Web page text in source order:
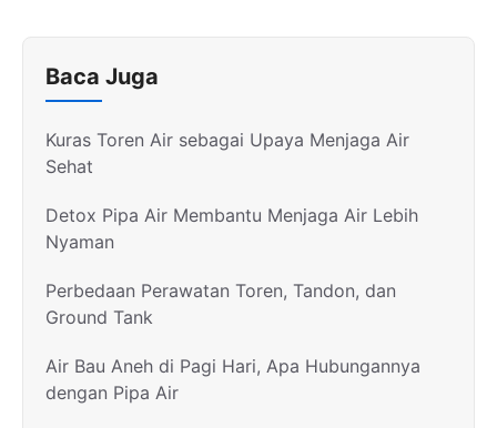
Baca Juga
Kuras Toren Air sebagai Upaya Menjaga Air
Sehat
Detox Pipa Air Membantu Menjaga Air Lebih
Nyaman
Perbedaan Perawatan Toren, Tandon, dan
Ground Tank
Air Bau Aneh di Pagi Hari, Apa Hubungannya
dengan Pipa Air